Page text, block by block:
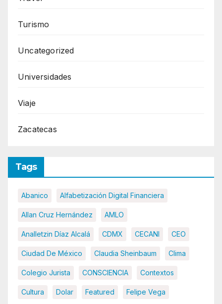
Turismo
Uncategorized
Universidades
Viaje
Zacatecas
Tags
Abanico Alfabetización Digital Financiera
Allan Cruz Hernández AMLO
Analletzin Díaz Alcalá CDMX CECANI CEO
Ciudad De México Claudia Sheinbaum Clima
Colegio Jurista CONSCIENCIA Contextos
Cultura Dolar Featured Felipe Vega